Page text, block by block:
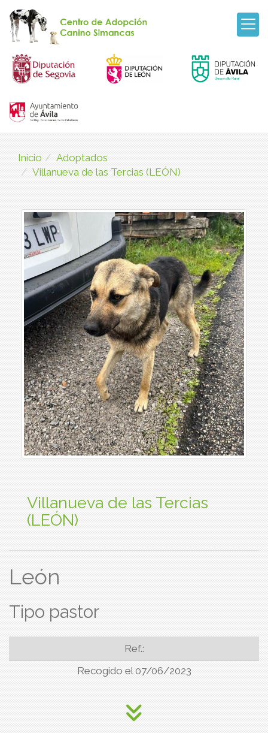
Inicio
Adoptados
Villanueva de las Tercias (LEÓN)
Villanueva de las Tercias
(LEÓN)
León
Tipo pastor
Ref.:
Recogido el 07/06/2023